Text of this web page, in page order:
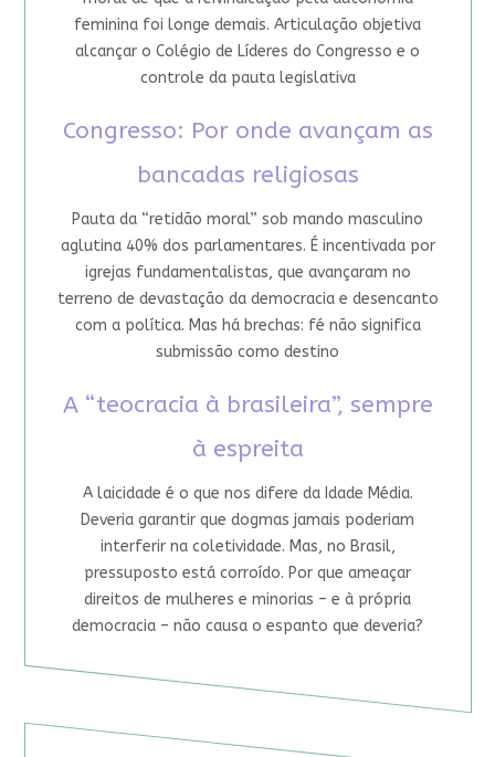
feminina foi longe demais. Articulação objetiva
alcançar o Colégio de Líderes do Congresso e o
controle da pauta legislativa
Congresso: Por onde avançam as
bancadas religiosas
Pauta da “retidão moral” sob mando masculino
aglutina 40% dos parlamentares. É incentivada por
igrejas fundamentalistas, que avançaram no
terreno de devastação da democracia e desencanto
com a política. Mas há brechas: fé não significa
submissão como destino
A “teocracia à brasileira”, sempre
à espreita
A laicidade é o que nos difere da Idade Média.
Deveria garantir que dogmas jamais poderiam
interferir na coletividade. Mas, no Brasil,
pressuposto está corroído. Por que ameaçar
direitos de mulheres e minorias – e à própria
democracia – não causa o espanto que deveria?